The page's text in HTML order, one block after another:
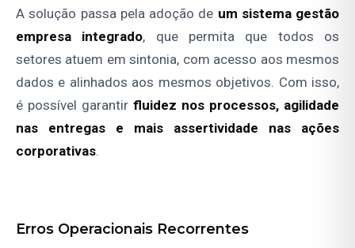
A solução passa pela adoção de um sistema gestão
empresa integrado, que permita que todos os
setores atuem em sintonia, com acesso aos mesmos
dados e alinhados aos mesmos objetivos. Com isso,
é possível garantir fluidez nos processos, agilidade
nas entregas e mais assertividade nas ações
corporativas.
Erros Operacionais Recorrentes